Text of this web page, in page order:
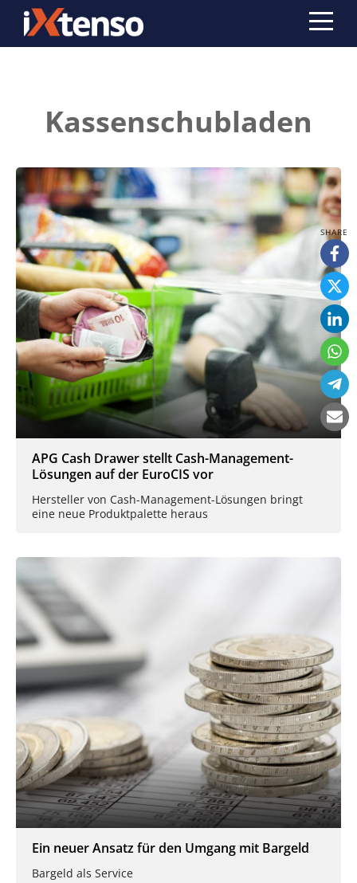
Kassenschubladen
APG Cash Drawer stellt Cash-Management-
Lösungen auf der EuroCIS vor
Hersteller von Cash-Management-Lösungen bringt
eine neue Produktpalette heraus
Ein neuer Ansatz für den Umgang mit Bargeld
Bargeld als Service